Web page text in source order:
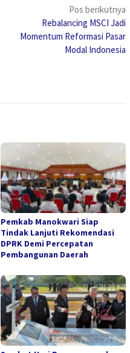
Pos berikutnya
Rebalancing MSCI Jadi
Momentum Reformasi Pasar
Modal Indonesia
Pemkab Manokwari Siap
Tindak Lanjuti Rekomendasi
DPRK Demi Percepatan
Pembangunan Daerah